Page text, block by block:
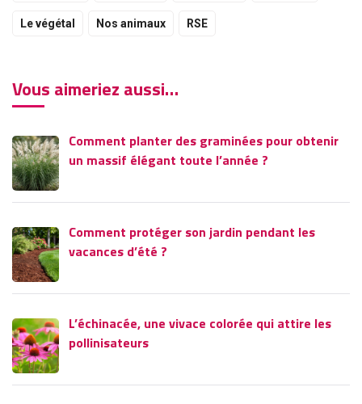
Le végétal Nos animaux RSE
Vous aimeriez aussi…
Comment planter des graminées pour obtenir
un massif élégant toute l’année ?
Comment protéger son jardin pendant les
vacances d’été ?
L’échinacée, une vivace colorée qui attire les
pollinisateurs